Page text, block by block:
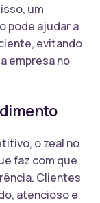
um
pode ajudar a
evitando
empresa no
o zeal no
faz com que
Clientes
atencioso e